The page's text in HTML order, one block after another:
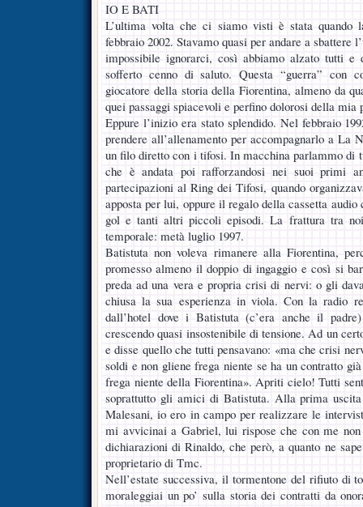
IO E BATI
L’ultima volta che ci siamo visti è stata quando
febbraio 2002. Stavamo quasi per andare a sbattere
impossibile ignorarci, così abbiamo alzato tutti e
sofferto cenno di saluto. Questa “guerra” con
giocatore della storia della Fiorentina, almeno da
quei passaggi spiacevoli e perfino dolorosi della mia
Eppure l’inizio era stato splendido. Nel febbraio
prendere all’allenamento per accompagnarlo a La
un filo diretto con i tifosi. In macchina parlammo di
che è andata poi rafforzandosi nei suoi primi
partecipazioni al Ring dei Tifosi, quando
apposta per lui, oppure il regalo della cassetta
gol e tanti altri piccoli episodi. La frattura tra
temporale: metà luglio 1997.
Batistuta non voleva rimanere alla Fiorentina,
promesso almeno il doppio di ingaggio e così si
preda ad una vera e propria crisi di nervi: o gli
chiusa la sua esperienza in viola. Con la radio
dall’hotel dove i Batistuta (c’era anche il
crescendo quasi insostenibile di tensione. Ad un
e disse quello che tutti pensavano: «ma che crisi
soldi e non gliene frega niente se ha un contratto
frega niente della Fiorentina». Apriti cielo! Tutti
soprattutto gli amici di Batistuta. Alla prima
Malesani, io ero in campo per realizzare le
mi avvicinai a Gabriel, lui rispose che con me
dichiarazioni di Rinaldo, che però, a quanto ne
proprietario di Tmc.
Nell’estate successiva, il tormentone del rifiuto di
moraleggiai un po’ sulla storia dei contratti da